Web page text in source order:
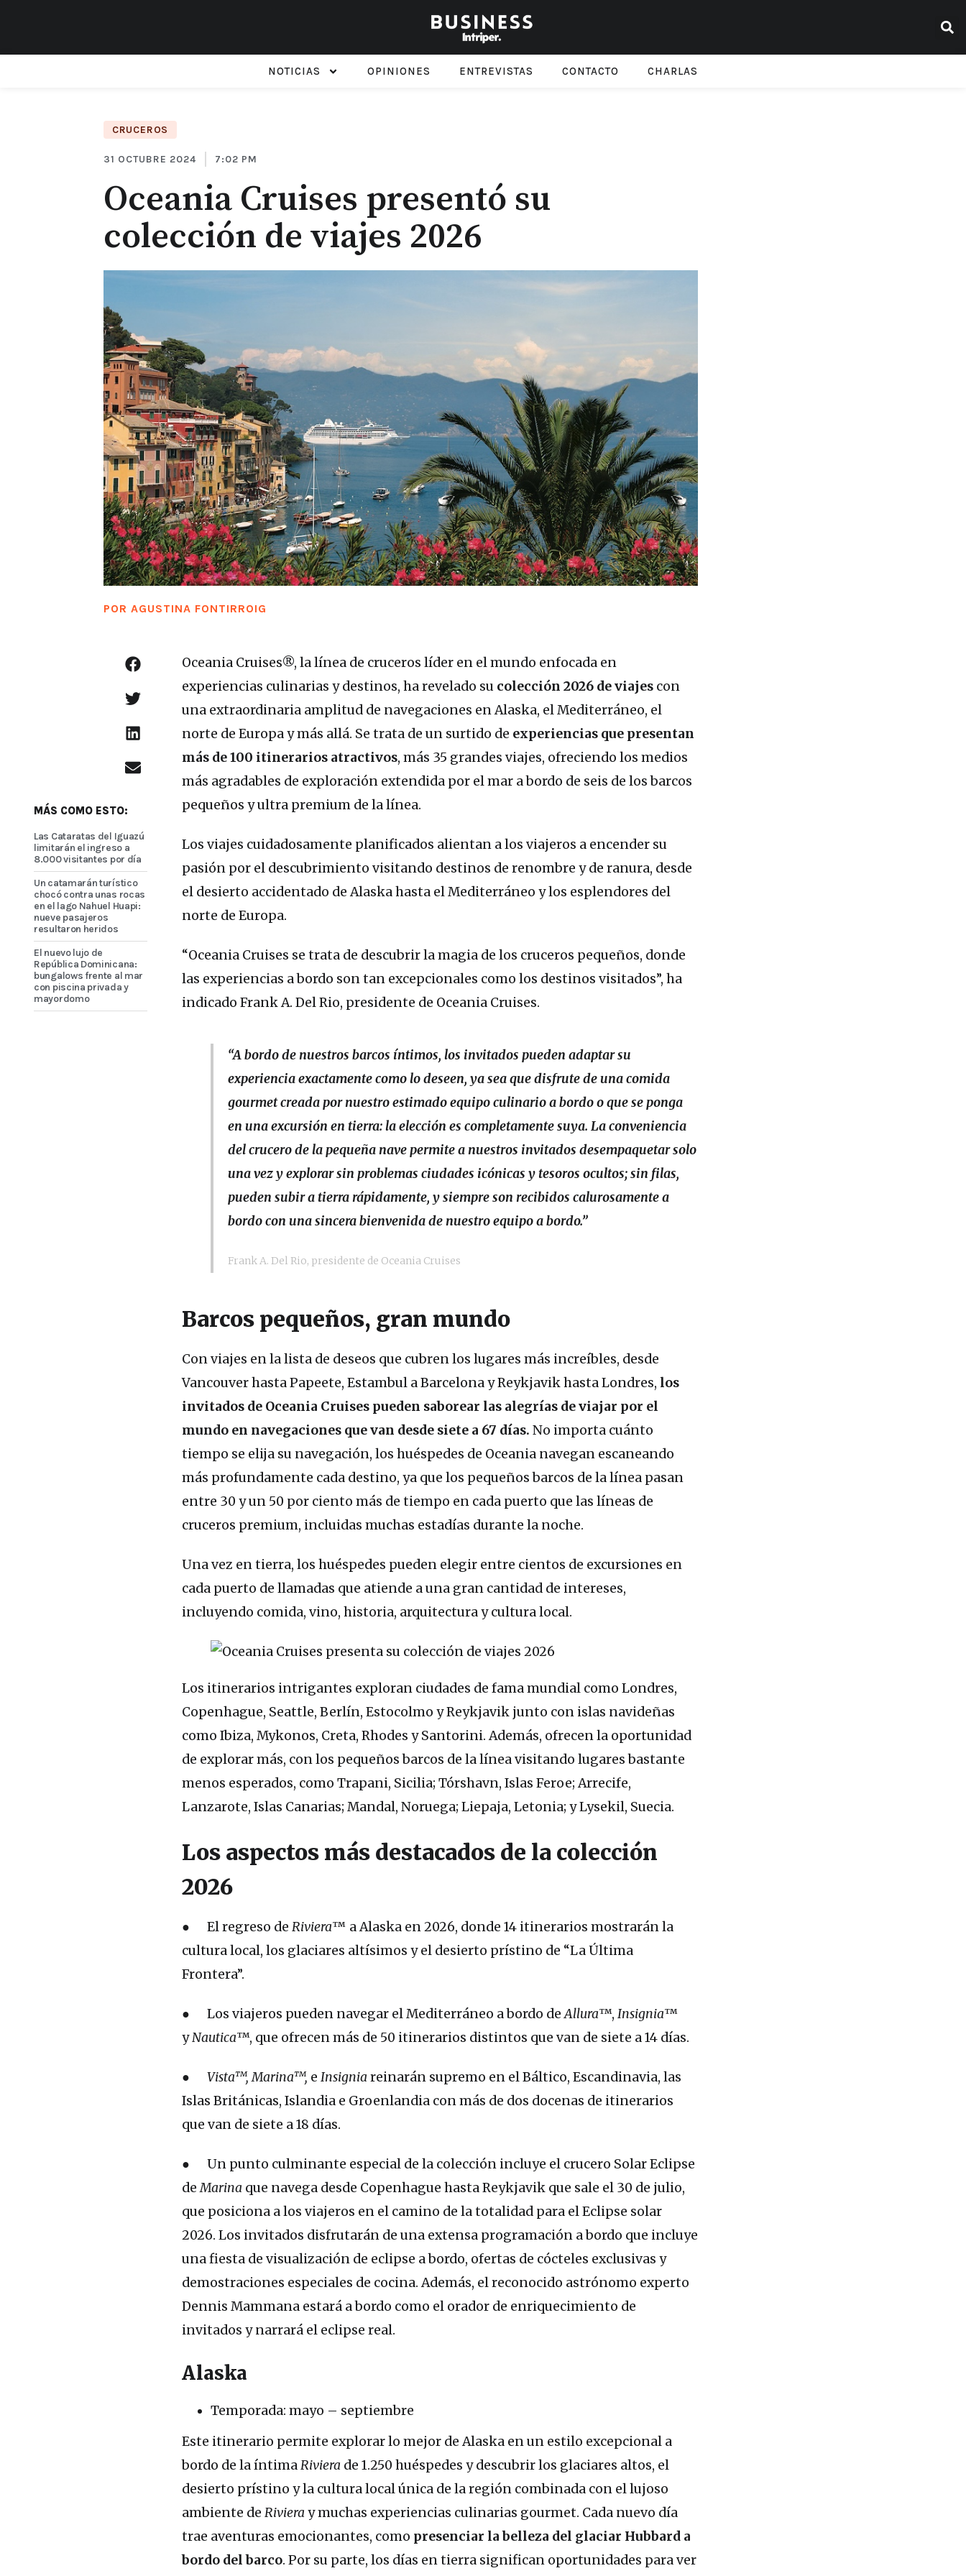
NOTICIAS OPINIONES ENTREVISTAS CONTACTO CHARLAS
CRUCEROS
31 OCTUBRE 2024 7:02 PM
Oceania Cruises presentó su
colección de viajes 2026
POR AGUSTINA FONTIRROIG
MÁS COMO ESTO:
Las Cataratas del Iguazú
limitarán el ingreso a
8.000 visitantes por día
Un catamarán turístico
chocó contra unas rocas
en el lago Nahuel Huapi:
nueve pasajeros
resultaron heridos
El nuevo lujo de
República Dominicana:
bungalows frente al mar
con piscina privada y
mayordomo
Oceania Cruises®, la línea de cruceros líder en el mundo enfocada en
experiencias culinarias y destinos, ha revelado su colección 2026 de viajescon
una extraordinaria amplitud de navegaciones en Alaska, el Mediterráneo, el
norte de Europa y más allá. Se trata de un surtido de experiencias que presentan
más de 100 itinerarios atractivos, más 35 grandes viajes, ofreciendo los medios
más agradables de exploración extendida por el mar a bordo de seis de los barcos
pequeños y ultra premium de la línea.
Los viajes cuidadosamente planificados alientan a los viajeros a encender su
pasión por el descubrimiento visitando destinos de renombre y de ranura, desde
el desierto accidentado de Alaska hasta el Mediterráneo y los esplendores del
norte de Europa.
“Oceania Cruises se trata de descubrir la magia de los cruceros pequeños, donde
las experiencias a bordo son tan excepcionales como los destinos visitados”, ha
indicado Frank A. Del Rio, presidente de Oceania Cruises.
“A bordo de nuestros barcos íntimos, los invitados pueden adaptar su
experiencia exactamente como lo deseen, ya sea que disfrute de una comida
gourmet creada por nuestro estimado equipo culinario a bordo o que se ponga
en una excursión en tierra: la elección es completamente suya. La conveniencia
del crucero de la pequeña nave permite a nuestros invitados desempaquetar solo
una vez y explorar sin problemas ciudades icónicas y tesoros ocultos; sin filas,
pueden subir a tierra rápidamente, y siempre son recibidos calurosamente a
bordo con una sincera bienvenida de nuestro equipo a bordo.”
Frank A. Del Rio, presidente de Oceania Cruises
Barcos pequeños, gran mundo
Con viajes en la lista de deseos que cubren los lugares más increíbles, desde
Vancouver hasta Papeete, Estambul a Barcelona y Reykjavik hasta Londres, los
invitados de Oceania Cruises pueden saborear las alegrías de viajar por el
mundo en navegaciones que van desde siete a 67 días. No importa cuánto
tiempo se elija su navegación, los huéspedes de Oceania navegan escaneando
más profundamente cada destino, ya que los pequeños barcos de la línea pasan
entre 30 y un 50 por ciento más de tiempo en cada puerto que las líneas de
cruceros premium, incluidas muchas estadías durante la noche.
Una vez en tierra, los huéspedes pueden elegir entre cientos de excursiones en
cada puerto de llamadas que atiende a una gran cantidad de intereses,
incluyendo comida, vino, historia, arquitectura y cultura local.
Los itinerarios intrigantes exploran ciudades de fama mundial como Londres,
Copenhague, Seattle, Berlín, Estocolmo y Reykjavik junto con islas navideñas
como Ibiza, Mykonos, Creta, Rhodes y Santorini. Además, ofrecen la oportunidad
de explorar más, con los pequeños barcos de la línea visitando lugares bastante
menos esperados, como Trapani, Sicilia; Tórshavn, Islas Feroe; Arrecife,
Lanzarote, Islas Canarias; Mandal, Noruega; Liepaja, Letonia; y Lysekil, Suecia.
Los aspectos más destacados de la colección
2026
● El regreso de Riviera™ a Alaska en 2026, donde 14 itinerarios mostrarán la
cultura local, los glaciares altísimos y el desierto prístino de “La Última
Frontera”.
● Los viajeros pueden navegar el Mediterráneo a bordo deAllura™, Insignia™
yNautica™, que ofrecen más de 50 itinerarios distintos que van de siete a 14 días.
● Vista™, Marina™, e Insignia reinarán supremo en el Báltico, Escandinavia, las
Islas Británicas, Islandia e Groenlandia con más de dos docenas de itinerarios
que van de siete a 18 días.
● Un punto culminante especial de la colección incluye el crucero Solar Eclipse
deMarina que navega desde Copenhague hasta Reykjavik que sale el 30 de julio,
que posiciona a los viajeros en el camino de la totalidad para el Eclipse solar
2026. Los invitados disfrutarán de una extensa programación a bordo que incluye
una fiesta de visualización de eclipse a bordo, ofertas de cócteles exclusivas y
demostraciones especiales de cocina. Además, el reconocido astrónomo experto
Dennis Mammana estará a bordo como el orador de enriquecimiento de
invitados y narrará el eclipse real.
Alaska
Temporada: mayo – septiembre
Este itinerario permite explorar lo mejor de Alaska en un estilo excepcional a
bordo de la íntimaRiviera de 1.250 huéspedes y descubrir los glaciares altos, el
desierto prístino y la cultura local única de la región combinada con el lujoso
ambiente de Riviera y muchas experiencias culinarias gourmet. Cada nuevo día
trae aventuras emocionantes, como presenciar la belleza del glaciar Hubbard a
bordo del barco. Por su parte, los días en tierra significan oportunidades para ver